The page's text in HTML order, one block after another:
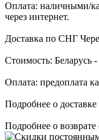
Оплата: наличными/
через интернет.
Доставка по СНГ
Стоимость: Беларусь
Оплата: предоплата
Подробнее о доставке
Подробнее о возврате